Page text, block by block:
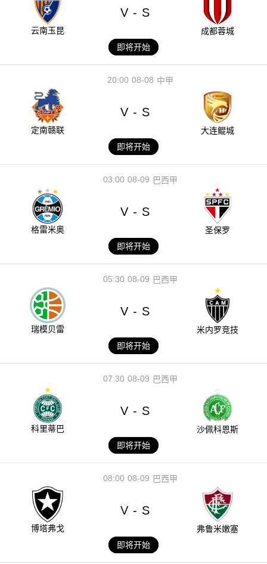
云南玉昆
V - S
成都蓉城
即将开始
08-08
20:00 中甲
定南赣联
V - S
大连鲲城
即将开始
08-09
03:00 巴西甲
格雷米奥
V - S
圣保罗
即将开始
08-09
05:30 巴西甲
瑞模贝雷
V - S
米内罗竞技
即将开始
08-09
07:30 巴西甲
科里蒂巴
V - S
沙佩科恩斯
即将开始
08-09
08:00 巴西甲
博塔弗戈
V - S
弗鲁米嫩塞
即将开始